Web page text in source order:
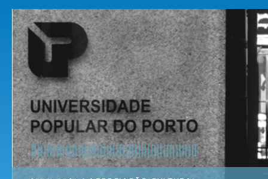
Universidade
Popular do
Porto
Associação
Cultural